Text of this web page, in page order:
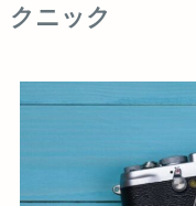
クニック